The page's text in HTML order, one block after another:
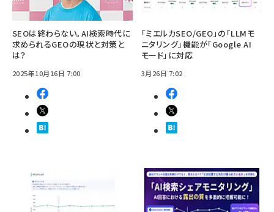
SEOは終わらない。AI検索時代に
求められるGEOの現状と対策と
は？
2025年10月16日 7:00
「ミエルカSEO/GEO」の「LLMモ
ニタリング」機能が「Google AI
モード」に対応
3月26日 7:02